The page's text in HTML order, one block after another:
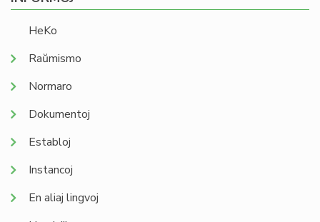
HeKo
Raŭmismo
Normaro
Dokumentoj
Establoj
Instancoj
En aliaj lingvoj